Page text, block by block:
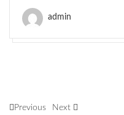
admin
Previous Next